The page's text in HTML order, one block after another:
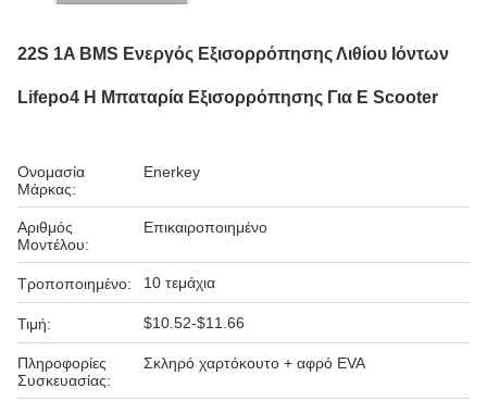
22S 1A BMS Ενεργός Εξισορρόπησης Λιθίου Ιόντων
Lifepo4 Η Μπαταρία Εξισορρόπησης Για E Scooter
Ονομασία
Μάρκας:
Enerkey
Αριθμός
Μοντέλου:
Επικαιροποιημένο
Τροποποιημένο: 10 τεμάχια
Τιμή: $10.52-$11.66
Πληροφορίες
Συσκευασίας:
Σκληρό χαρτόκουτο + αφρό EVA